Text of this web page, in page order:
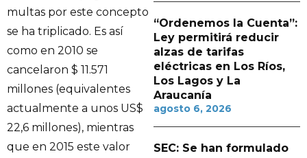
multas por este concepto
se ha triplicado. Es así
como en 2010 se
cancelaron $ 11.571
millones (equivalentes
actualmente a unos US$
22,6 millones), mientras
que en 2015 este valor
“Ordenemos la Cuenta”:
Ley permitirá reducir
alzas de tarifas
eléctricas en Los Ríos,
Los Lagos y La
Araucanía
agosto 6, 2026
SEC: Se han formulado